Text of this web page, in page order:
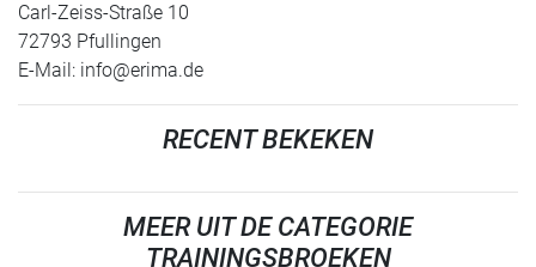
Carl-Zeiss-Straße 10
72793 Pfullingen
E-Mail: info@erima.de
RECENT BEKEKEN
MEER UIT DE CATEGORIE
TRAININGSBROEKEN